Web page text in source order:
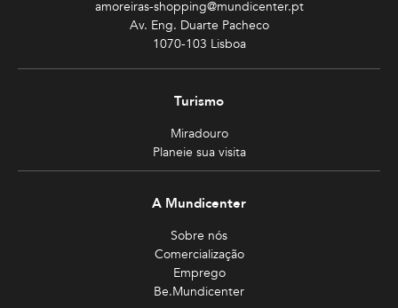
amoreiras-shopping@mundicenter.pt
Av. Eng. Duarte Pacheco
1070-103 Lisboa
Turismo
Miradouro
Planeie sua visita
A Mundicenter
Sobre nós
Comercialização
Emprego
Be.Mundicenter